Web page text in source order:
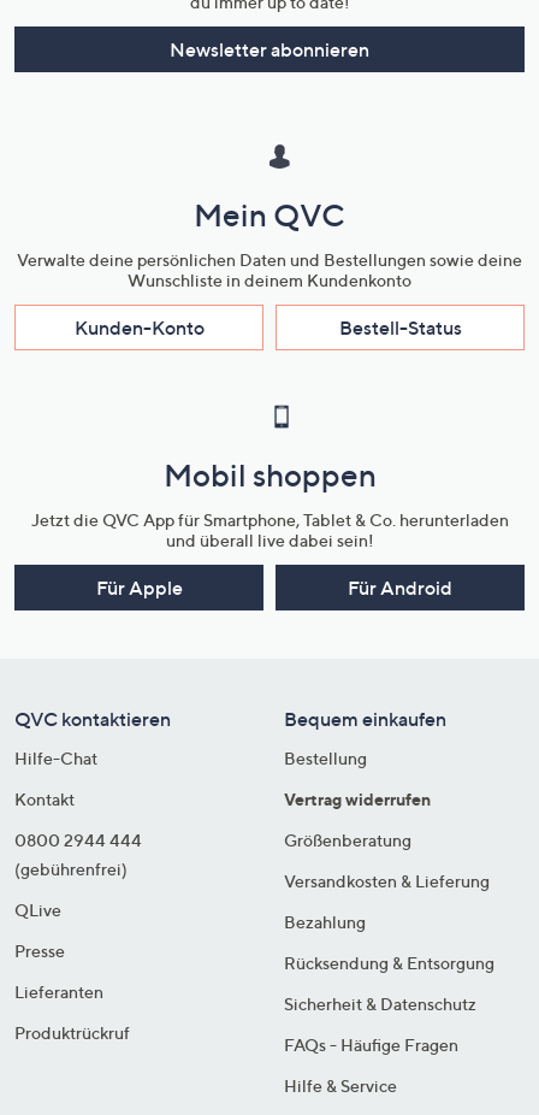
Newsletter abonnieren
Mein QVC
Verwalte deine persönlichen Daten und Bestellungen sowie deine
Wunschliste in deinem Kundenkonto
Kunden-Konto Bestell-Status
Mobil shoppen
Jetzt die QVC App für Smartphone, Tablet & Co. herunterladen
und überall live dabei sein!
Für Apple Für Android
QVC kontaktieren
Hilfe-Chat
Kontakt
0800 2944 444
(gebührenfrei)
QLive
Presse
Lieferanten
Produktrückruf
Bequem einkaufen
Bestellung
Vertrag widerrufen
Größenberatung
Versandkosten & Lieferung
Bezahlung
Rücksendung & Entsorgung
Sicherheit & Datenschutz
FAQs - Häufige Fragen
Hilfe & Service